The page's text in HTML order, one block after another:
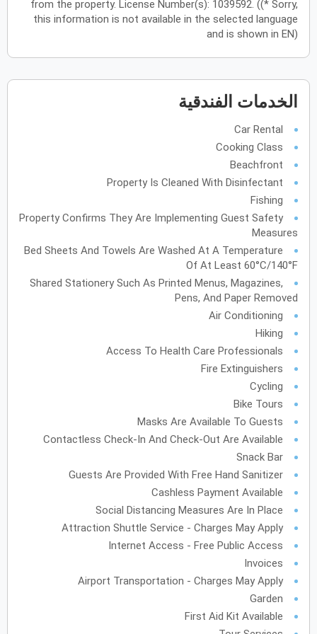
ح ن ث ر خ ج س
يوليو
أغسطس 2027
الأحد ن الاثنينث الثلاثاء الأربعاء الخميس
جالجمعةس السبت
سبتمبر 2027
حالأحد نالاثنينثالثلاثاءرالأربعاءخالخميس
جالجمعةسالسبت
حالأحد نالاثنينثالثلاثاء
نوفمبر 2027
حالأحد نالاثنين ثالثلاثاءرالأربعاءخ الخميس
جالجمعةسالسبت
ديسمبر 2027
حالأحد نالاثنينثالثلاثاء رالأربعاءخالخميس
ج الجمعةسالسبت
يناير 2028
الأحد الاثنينثالثلاثاءر
from the property. License Number(s): 1039592. ((* Sorry,
this information is not available in the selected language
and is shown in EN)
الخدمات الفندقية
Car Rental
Cooking Class
Beachfront
Property Is Cleaned With Disinfectant
Fishing
Property Confirms They Are Implementing Guest Safety
Measures
Bed Sheets And Towels Are Washed At A Temperature
Of At Least 60°C/140°F
Shared Stationery Such As Printed Menus, Magazines,
Pens, And Paper Removed
Air Conditioning
Hiking
Access To Health Care Professionals
Fire Extinguishers
Cycling
Bike Tours
Masks Are Available To Guests
Contactless Check-In And Check-Out Are Available
Snack Bar
Guests Are Provided With Free Hand Sanitizer
Cashless Payment Available
Social Distancing Measures Are In Place
Attraction Shuttle Service - Charges May Apply
Internet Access - Free Public Access
Invoices
Airport Transportation - Charges May Apply
Garden
First Aid Kit Available